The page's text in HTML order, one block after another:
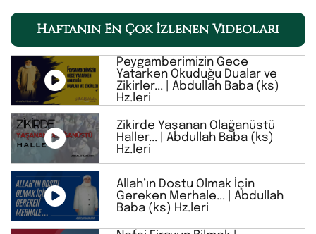
Haftanın En Çok İzlenen Videoları
Peygamberimizin Gece
Yatarken Okuduğu Dualar ve
Zikirler... | Abdullah Baba (ks)
Hz.leri
Zikirde Yaşanan Olağanüstü
Haller... | Abdullah Baba (ks)
Hz.leri
Allah’ın Dostu Olmak İçin
Gereken Merhale... | Abdullah
Baba (ks) Hz.leri